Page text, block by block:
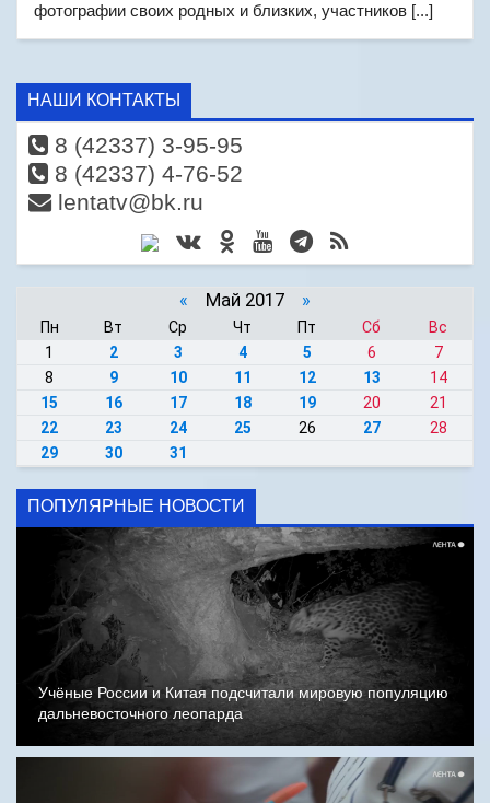
фотографии своих родных и близких, участников [...]
НАШИ КОНТАКТЫ
8 (42337) 3-95-95
8 (42337) 4-76-52
lentatv@bk.ru
« Май 2017 »
Пн Вт Ср Чт Пт Сб
Вс
1
2 3 4 5 6
7
8
9 10 11 12 13
14
15
16 17 18 19 20
21
22
23 24 25 26 27
28
29
30 31
ПОПУЛЯРНЫЕ НОВОСТИ
Учёные России и Китая подсчитали мировую популяцию
дальневосточного леопарда